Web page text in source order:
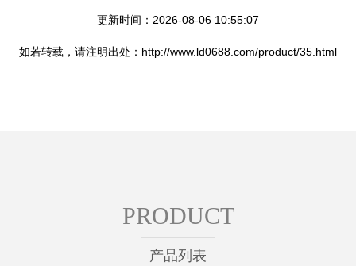
更新时间：2026-08-06 10:55:07
如若转载，请注明出处：http://www.ld0688.com/product/35.html
PRODUCT
产品列表